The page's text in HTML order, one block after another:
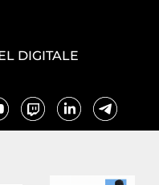
DIGITALE